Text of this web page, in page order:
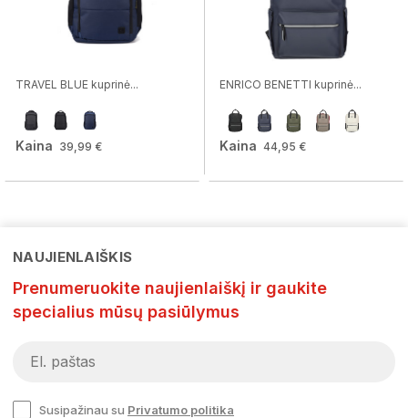
TRAVEL BLUE kuprinė...
Kaina 39,99 €
ENRICO BENETTI kuprinė...
Kaina 44,95 €
NAUJIENLAIŠKIS
Prenumeruokite naujienlaiškį ir gaukite
specialius mūsų pasiūlymus
Susipažinau su Privatumo politika